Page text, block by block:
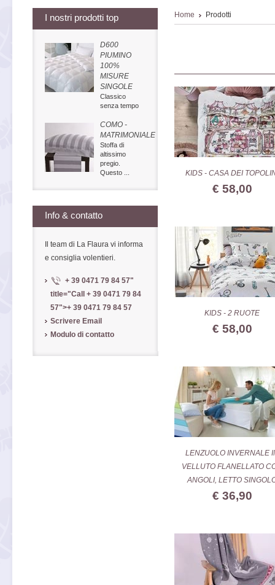
Home Prodotti
KIDS - CASA DEI
€ 58,00
KIDS - 2 RUOTE
€ 58,00
LENZUOLO INVERNALE
VELLUTO FLANELLATO
ANGOLI, LETTO
€ 36,90
I nostri prodotti top
D600
PIUMINO
100%
MISURE
SINGOLE
Classico
senza tempo
COMO -
MATRIMONIALE
Stoffa di
altissimo
pregio.
Questo ...
Info & contatto
Il team di La Flaura vi informa
e consiglia volentieri.
+ 39 0471 79 84 57"
title="Call + 39 0471 79 84
57">+ 39 0471 79 84 57
Scrivere Email
Modulo di contatto